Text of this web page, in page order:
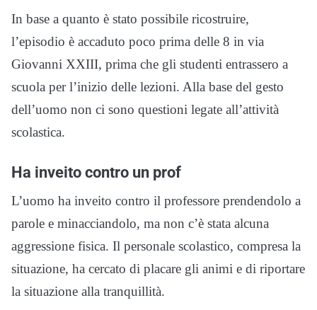
In base a quanto è stato possibile ricostruire,
l’episodio è accaduto poco prima delle 8 in via
Giovanni XXIII, prima che gli studenti entrassero a
scuola per l’inizio delle lezioni. Alla base del gesto
dell’uomo non ci sono questioni legate all’attività
scolastica.
Ha inveito contro un prof
L’uomo ha inveito contro il professore prendendolo a
parole e minacciandolo, ma non c’è stata alcuna
aggressione fisica. Il personale scolastico, compresa la
situazione, ha cercato di placare gli animi e di riportare
la situazione alla tranquillità.